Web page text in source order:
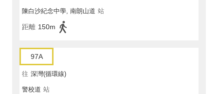
陳白沙紀念中學, 南朗山道 站
距離 150m
97A
往 深灣(循環線)
警校道 站